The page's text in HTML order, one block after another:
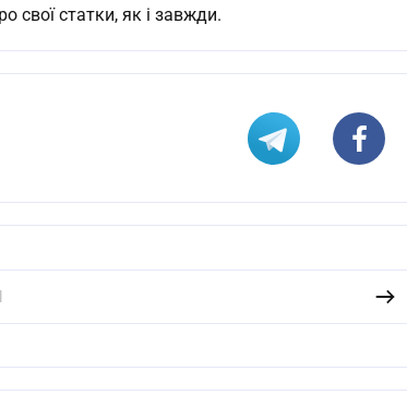
свої статки, як і завжди.